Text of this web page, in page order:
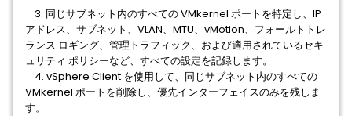
3. 同じサブネット内のすべての VMkernel ポートを特定し、IP
アドレス、サブネット、VLAN、MTU、vMotion、フォールトトレ
ランス ロギング、管理トラフィック、および適用されているセキ
ュリティ ポリシーなど、すべての設定を記録します。
4. vSphere Client を使用して、同じサブネット内のすべての
VMkernel ポートを削除し、優先インターフェイスのみを残しま
す。